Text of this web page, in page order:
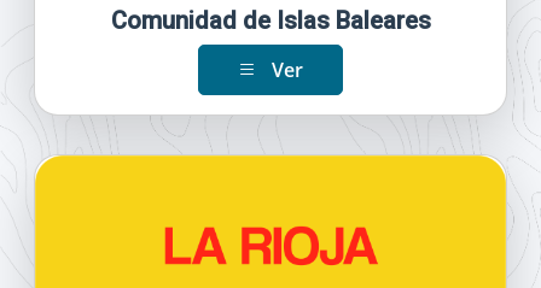
Comunidad de Islas Baleares
Ver